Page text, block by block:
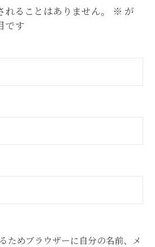
ることはありません。 ※ が
です
ためブラウザーに自分の名前、メ